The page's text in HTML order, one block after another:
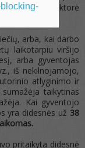
direktorė
arba, kai darbo
laikotarpiu viršijo
arba gyventojas
iš nekilnojamojo,
atlyginimo ir
taikytinas
Kai gyventojo
yra didesnės už 38
pritaikyta didesnė